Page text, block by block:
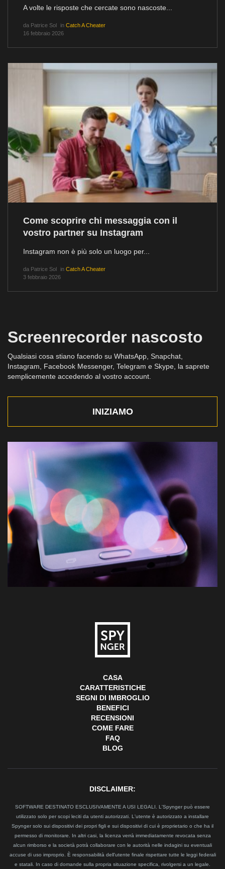
A volte le risposte che cercate sono nascoste...
da Patrice Sol in Catch A Cheater
16 febbraio 2026
Come scoprire chi messaggia con il
vostro partner su Instagram
Instagram non è più solo un luogo per...
da Patrice Sol in Catch A Cheater
3 febbraio 2026
Screenrecorder nascosto
Qualsiasi cosa stiano facendo su WhatsApp, Snapchat,
Instagram, Facebook Messenger, Telegram e Skype, la saprete
semplicemente accedendo al vostro account.
INIZIAMO
CASA
CARATTERISTICHE
SEGNI DI IMBROGLIO
BENEFICI
RECENSIONI
COME FARE
FAQ
BLOG
DISCLAIMER:
SOFTWARE DESTINATO ESCLUSIVAMENTE A USI LEGALI. L'Spynger può essere
utilizzato solo per scopi leciti da utenti autorizzati. L'utente è autorizzato a installare
Spynger solo sui dispositivi dei propri figli e sui dispositivi di cui è proprietario o che ha il
permesso di monitorare. In altri casi, la licenza verrà immediatamente revocata senza
alcun rimborso e la società potrà collaborare con le autorità nelle indagini su eventuali
accuse di uso improprio. È responsabilità dell'utente finale rispettare tutte le leggi federali
e statali. In caso di domande sulla propria situazione specifica, rivolgersi a un legale.